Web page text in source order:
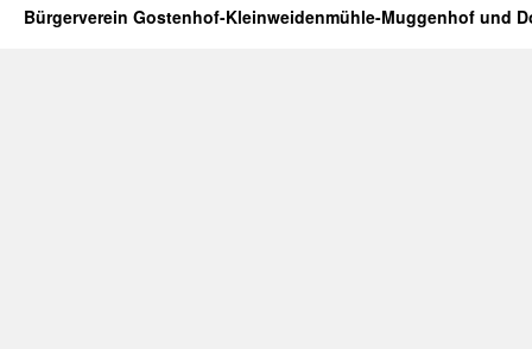
Bürgerverein Gostenhof-Kleinweidenmühle-Muggenhof und